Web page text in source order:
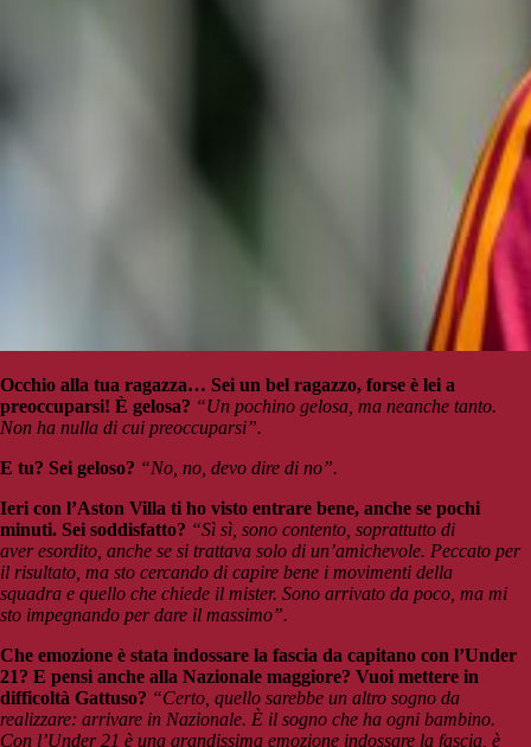
Occhio alla tua ragazza… Sei un bel ragazzo, forse è lei a
preoccuparsi! È gelosa? “Un pochino gelosa, ma neanche tanto.
Non ha nulla di cui preoccuparsi”.
E tu? Sei geloso? “No, no, devo dire di no”.
Ieri con l’Aston Villa ti ho visto entrare bene, anche se pochi
minuti. Sei soddisfatto? “Sì sì, sono contento, soprattutto di
aver esordito, anche se si trattava solo di un’amichevole. Peccato per
il risultato, ma sto cercando di capire bene i movimenti della
squadra e quello che chiede il mister. Sono arrivato da poco, ma mi
sto impegnando per dare il massimo”.
Che emozione è stata indossare la fascia da capitano con l’Under
21? E pensi anche alla Nazionale maggiore? Vuoi mettere in
difficoltà Gattuso? “Certo, quello sarebbe un altro sogno da
realizzare: arrivare in Nazionale. È il sogno che ha ogni bambino.
Con l’Under 21 è una grandissima emozione indossare la fascia, è